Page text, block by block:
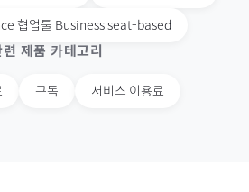
협업툴 Business seat-based
련 제품 카테고리
구독 서비스 이용료